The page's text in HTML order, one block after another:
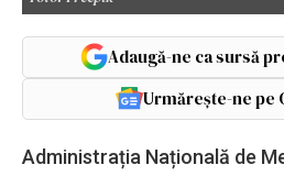
Adaugă-ne ca sursă
Urmărește-ne pe
Administrația Națională de